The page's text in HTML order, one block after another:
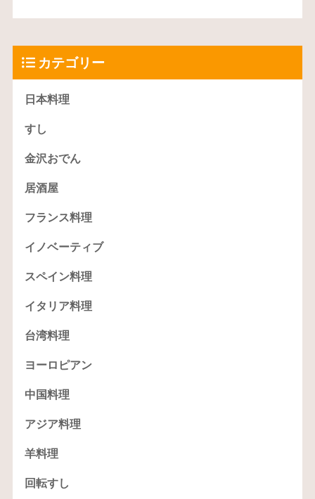
カテゴリー
日本料理
すし
金沢おでん
居酒屋
フランス料理
イノベーティブ
スペイン料理
イタリア料理
台湾料理
ヨーロピアン
中国料理
アジア料理
羊料理
回転すし